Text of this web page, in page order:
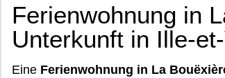
Ferienwohnung in
Unterkunft in Ille-
Eine Ferienwohnung in La